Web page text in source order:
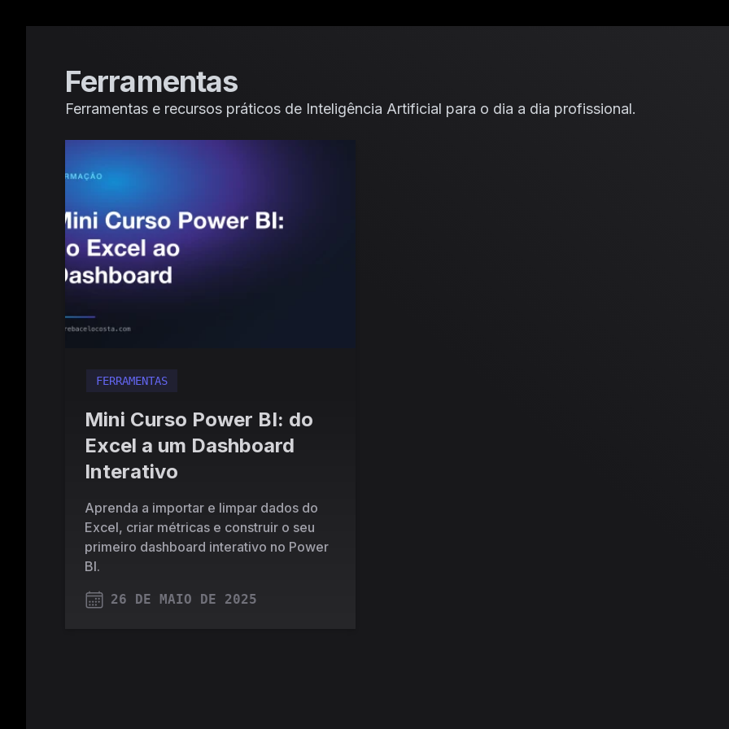
Ferramentas
Ferramentas e recursos práticos de Inteligência Artificial para o dia a dia profissional.
FERRAMENTAS
Mini Curso Power BI: do
Excel a um Dashboard
Interativo
Aprenda a importar e limpar dados do
Excel, criar métricas e construir o seu
primeiro dashboard interativo no Power
BI.
26 DE MAIO DE 2025